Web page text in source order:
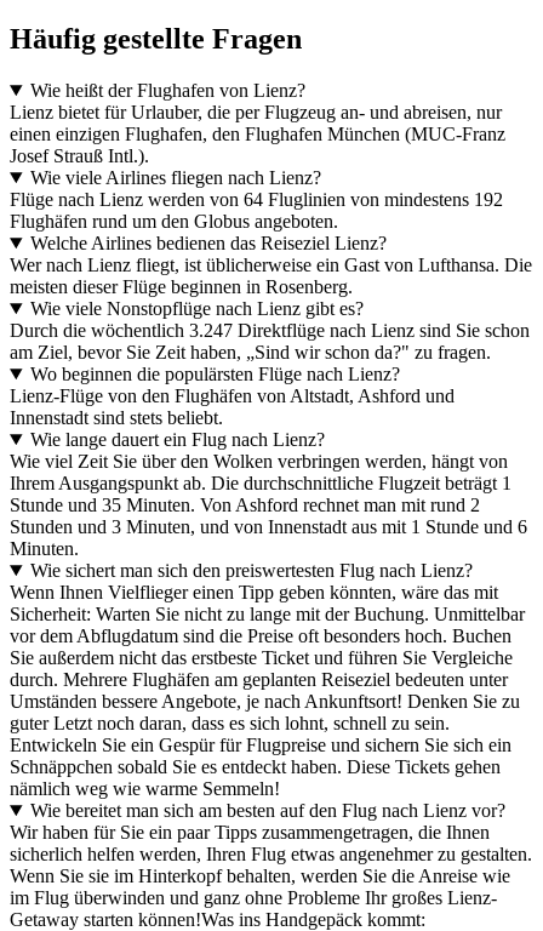
Häufig gestellte Fragen
Wie heißt der Flughafen von Lienz?
Lienz bietet für Urlauber, die per Flugzeug an- und abreisen, nur
einen einzigen Flughafen, den Flughafen München (MUC-Franz
Josef Strauß Intl.).
Wie viele Airlines fliegen nach Lienz?
Flüge nach Lienz werden von 64 Fluglinien von mindestens 192
Flughäfen rund um den Globus angeboten.
Welche Airlines bedienen das Reiseziel Lienz?
Wer nach Lienz fliegt, ist üblicherweise ein Gast von Lufthansa. Die
meisten dieser Flüge beginnen in Rosenberg.
Wie viele Nonstopflüge nach Lienz gibt es?
Durch die wöchentlich 3.247 Direktflüge nach Lienz sind Sie schon
am Ziel, bevor Sie Zeit haben, „Sind wir schon da?" zu fragen.
Wo beginnen die populärsten Flüge nach Lienz?
Lienz-Flüge von den Flughäfen von Altstadt, Ashford und
Innenstadt sind stets beliebt.
Wie lange dauert ein Flug nach Lienz?
Wie viel Zeit Sie über den Wolken verbringen werden, hängt von
Ihrem Ausgangspunkt ab. Die durchschnittliche Flugzeit beträgt 1
Stunde und 35 Minuten. Von Ashford rechnet man mit rund 2
Stunden und 3 Minuten, und von Innenstadt aus mit 1 Stunde und 6
Minuten.
Wie sichert man sich den preiswertesten Flug nach Lienz?
Wenn Ihnen Vielflieger einen Tipp geben könnten, wäre das mit
Sicherheit: Warten Sie nicht zu lange mit der Buchung. Unmittelbar
vor dem Abflugdatum sind die Preise oft besonders hoch. Buchen
Sie außerdem nicht das erstbeste Ticket und führen Sie Vergleiche
durch. Mehrere Flughäfen am geplanten Reiseziel bedeuten unter
Umständen bessere Angebote, je nach Ankunftsort! Denken Sie zu
guter Letzt noch daran, dass es sich lohnt, schnell zu sein.
Entwickeln Sie ein Gespür für Flugpreise und sichern Sie sich ein
Schnäppchen sobald Sie es entdeckt haben. Diese Tickets gehen
nämlich weg wie warme Semmeln!
Wie bereitet man sich am besten auf den Flug nach Lienz vor?
Wir haben für Sie ein paar Tipps zusammengetragen, die Ihnen
sicherlich helfen werden, Ihren Flug etwas angenehmer zu gestalten.
Wenn Sie sie im Hinterkopf behalten, werden Sie die Anreise wie
im Flug überwinden und ganz ohne Probleme Ihr großes Lienz-
Getaway starten können!Was ins Handgepäck kommt: